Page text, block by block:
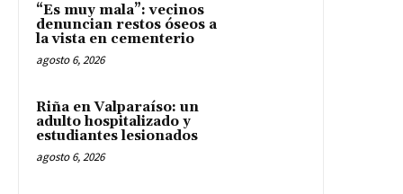
“Es muy mala”: vecinos
denuncian restos óseos a
la vista en cementerio
agosto 6, 2026
Riña en Valparaíso: un
adulto hospitalizado y
estudiantes lesionados
agosto 6, 2026